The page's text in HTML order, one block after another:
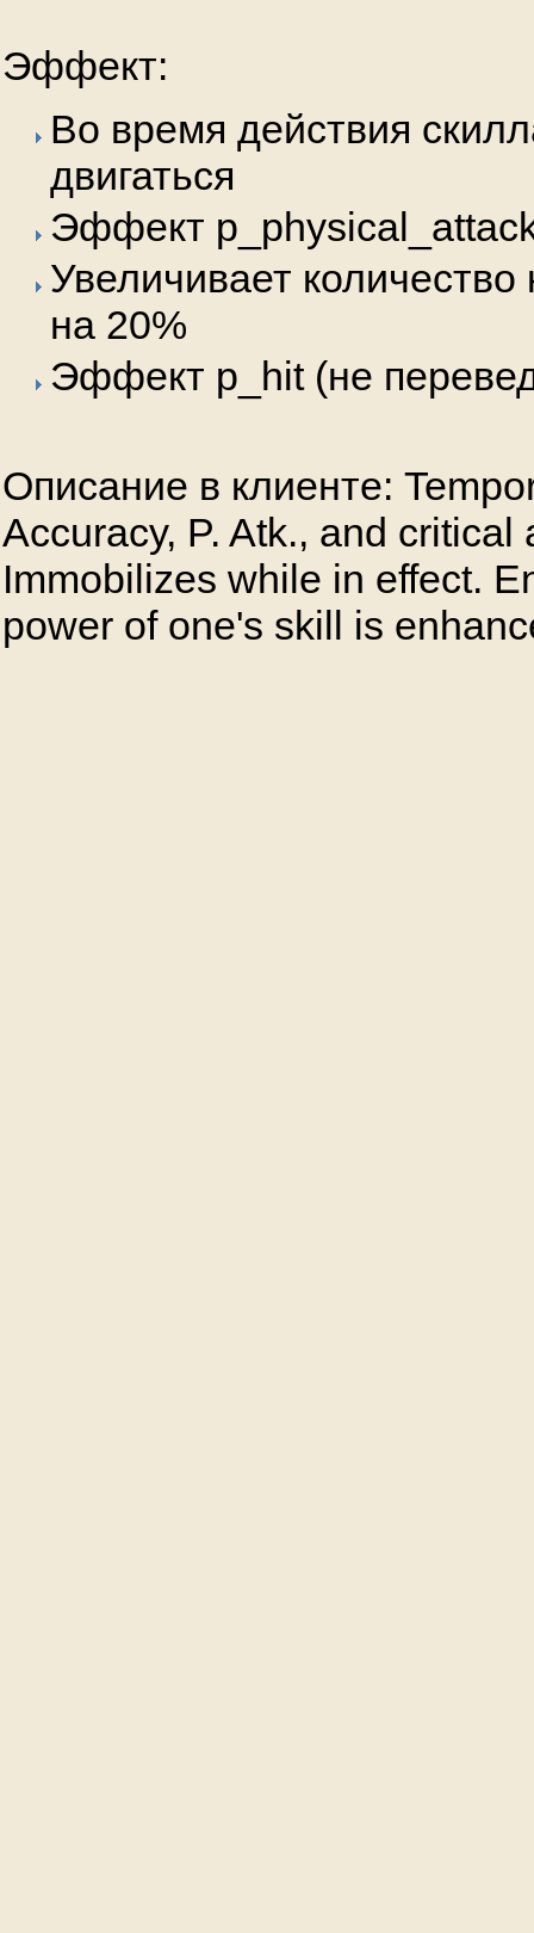
Эффект:
Во время действия
двигаться
Эффект
Увеличивает количество
на 20%
Эффект p_hit (не
Описание в клиенте:
Accuracy, P. Atk., and critical
Immobilizes while in effect.
power of one's skill is